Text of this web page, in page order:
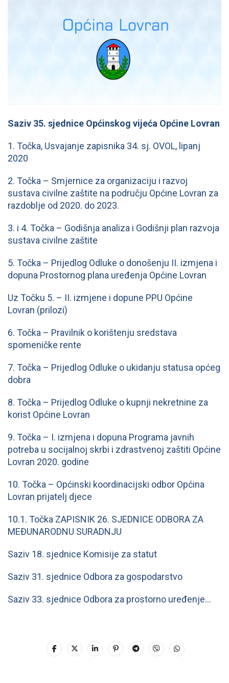
Saziv 35. sjednice Općinskog vijeća Općine Lovran
1. Točka, Usvajanje zapisnika 34. sj. OVOL, lipanj
2020
2. Točka – Smjernice za organizaciju i razvoj
sustava civilne zaštite na području Općine Lovran za
razdoblje od 2020. do 2023.
3. i 4. Točka – Godišnja analiza i Godišnji plan razvoja
sustava civilne zaštite
5. Točka – Prijedlog Odluke o donošenju II. izmjena i
dopuna Prostornog plana uređenja Općine Lovran
Uz Točku 5. – II. izmjene i dopune PPU Općine
Lovran (prilozi)
6. Točka – Pravilnik o korištenju sredstava
spomeničke rente
7. Točka – Prijedlog Odluke o ukidanju statusa općeg
dobra
8. Točka – Prijedlog Odluke o kupnji nekretnine za
korist Općine Lovran
9. Točka – I. izmjena i dopuna Programa javnih
potreba u socijalnoj skrbi i zdrastvenoj zaštiti Općine
Lovran 2020. godine
10. Točka – Općinski koordinacijski odbor Općina
Lovran prijatelj djece
10.1. Točka ZAPISNIK 26. SJEDNICE ODBORA ZA
MEĐUNARODNU SURADNJU
Saziv 18. sjednice Komisije za statut
Saziv 31. sjednice Odbora za gospodarstvo
Saziv 33. sjednice Odbora za prostorno uređenje…